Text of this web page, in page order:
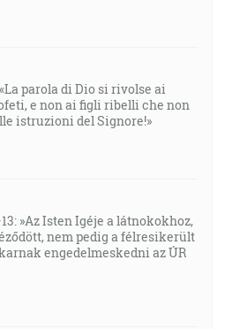
parola di Dio si rivolse ai
e non ai figli ribelli che non
istruzioni del Signore!»
»Az Isten Igéje a látnokokhoz,
nem pedig a félresikerült
engedelmeskedni az ÚR